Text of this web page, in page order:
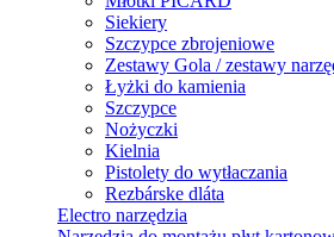
Siekiery
Szczypce zbrojeniowe
Zestawy Gola / zestawy
Łyżki do kamienia
Szczypce
Nożyczki
Kielnia
Pistolety do wytłaczania
Rezbárske dláta
Electro narzędzia